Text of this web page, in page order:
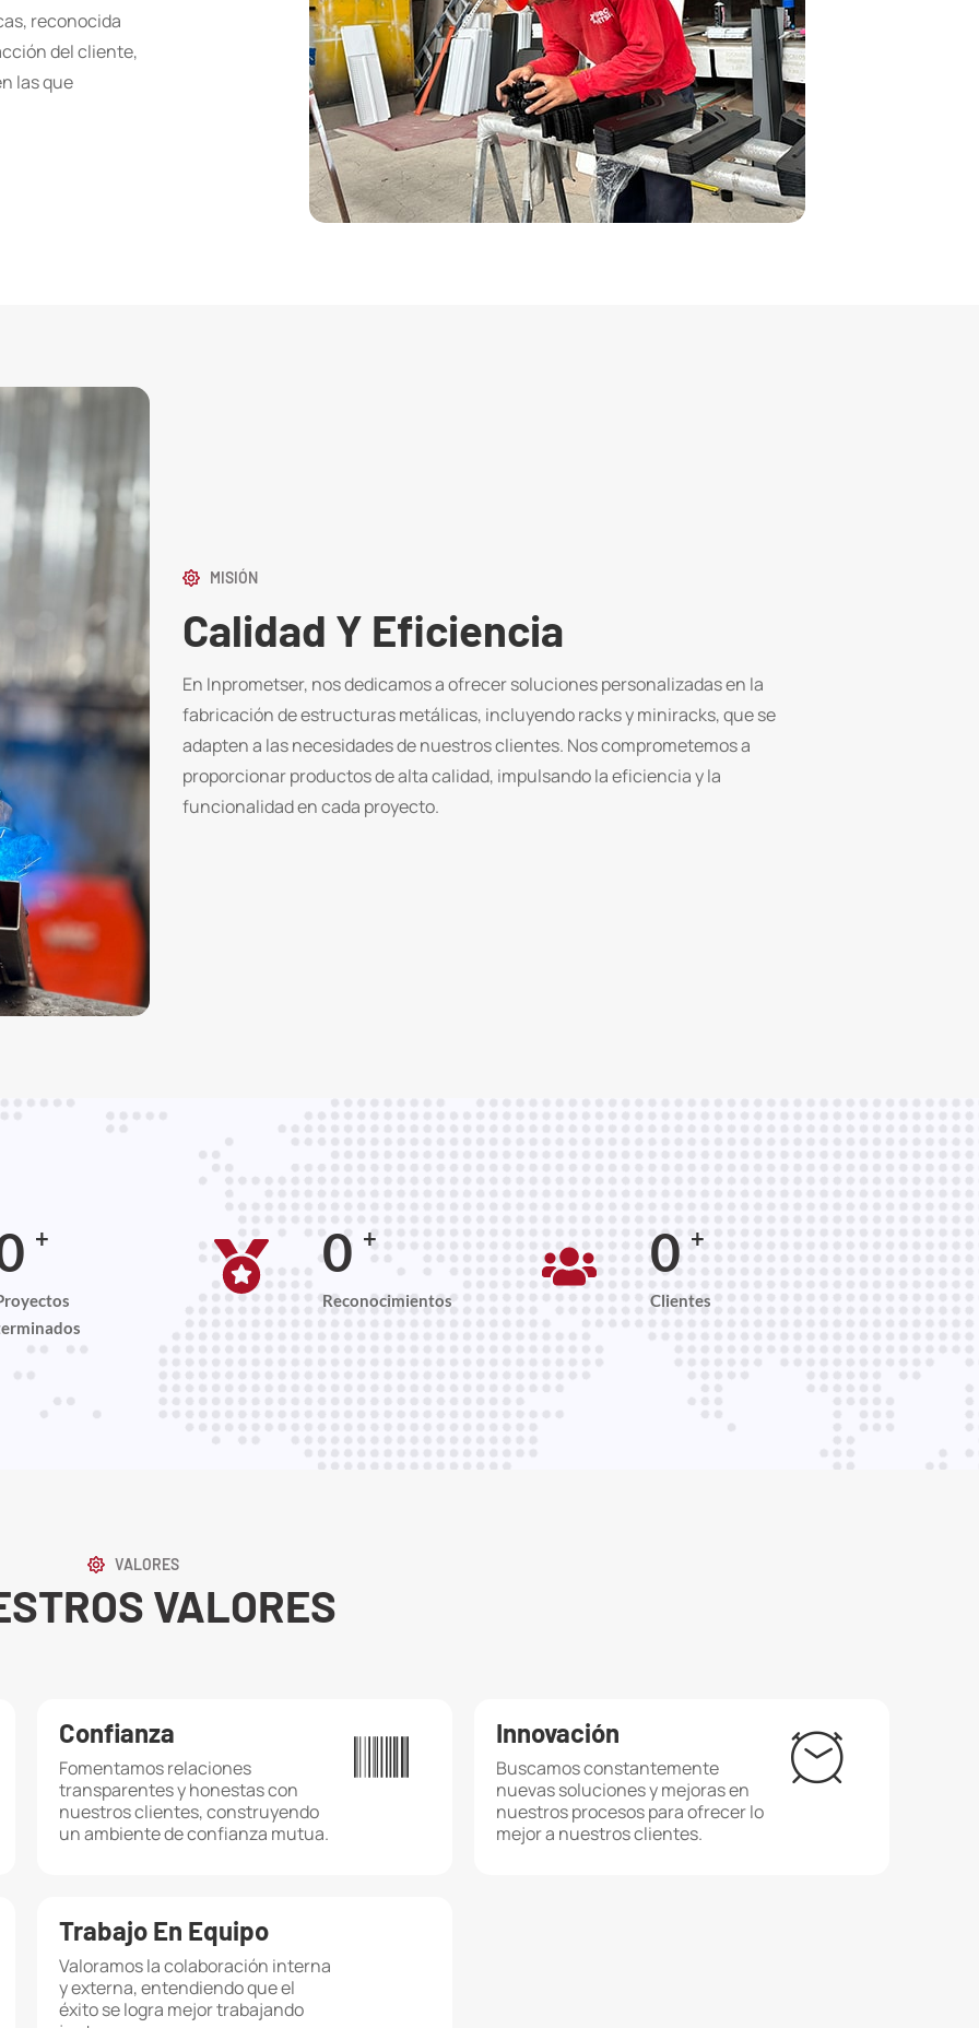
reconocida
del cliente,
las que
MISIÓN
Calidad Y Eficiencia
En Inprometser, nos dedicamos a ofrecer soluciones personalizadas en la
fabricación de estructuras metálicas, incluyendo racks y miniracks, que se
adapten a las necesidades de nuestros clientes. Nos comprometemos a
proporcionar productos de alta calidad, impulsando la eficiencia y la
funcionalidad en cada proyecto.
+ 0 +
Reconocimientos
0 +
Clientes
VALORES
VALORES
Confianza
Fomentamos relaciones
transparentes y honestas con
nuestros clientes, construyendo
un ambiente de confianza mutua.
Innovación
Buscamos constantemente
nuevas soluciones y mejoras en
nuestros procesos para ofrecer lo
mejor a nuestros clientes.
Trabajo En Equipo
Valoramos la colaboración interna
y externa, entendiendo que el
éxito se logra mejor trabajando